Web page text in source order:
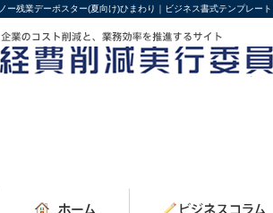
ノー残業デーポスター(夏向け)ひまわり｜ビジネス書式テンプレート